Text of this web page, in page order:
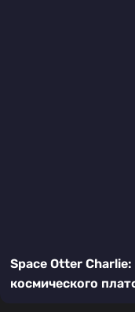
Space Otter
космического